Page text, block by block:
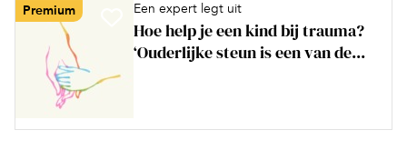
Premium Een expert legt uit
Hoe help je een kind bij trauma?
‘Ouderlijke steun is een van de...